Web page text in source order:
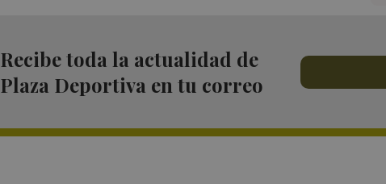
Recibe toda la actualidad de
Plaza Deportiva en tu correo